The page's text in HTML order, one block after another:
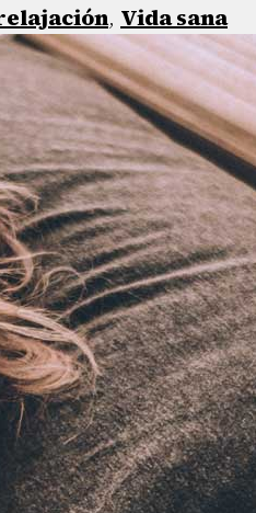
, Vida sana